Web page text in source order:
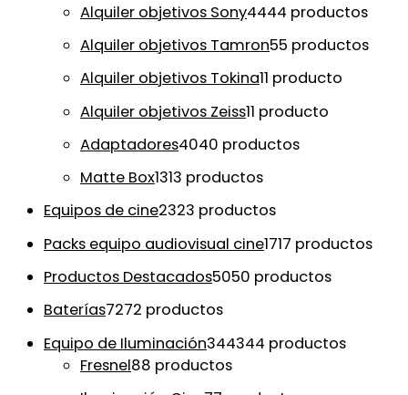
Alquiler objetivos Sony4444 productos
Alquiler objetivos Tamron55 productos
Alquiler objetivos Tokina11 producto
Alquiler objetivos Zeiss11 producto
Adaptadores4040 productos
Matte Box1313 productos
Equipos de cine2323 productos
Packs equipo audiovisual cine1717 productos
Productos Destacados5050 productos
Baterías7272 productos
Equipo de Iluminación344344 productos
Fresnel88 productos